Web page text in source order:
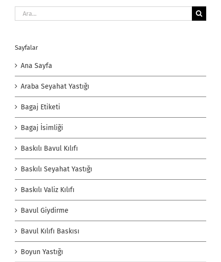
Ara:
Sayfalar
Ana Sayfa
Araba Seyahat Yastığı
Bagaj Etiketi
Bagaj İsimliği
Baskılı Bavul Kılıfı
Baskılı Seyahat Yastığı
Baskılı Valiz Kılıfı
Bavul Giydirme
Bavul Kılıfı Baskısı
Boyun Yastığı